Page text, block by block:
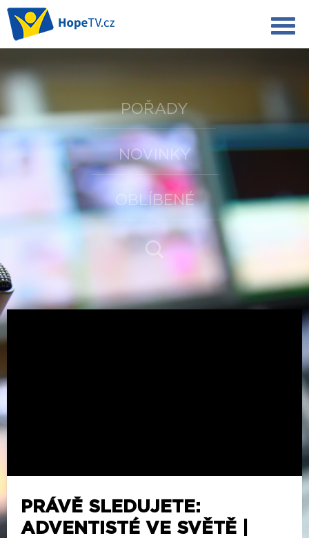
POŘADY
NOVINKY
OBLÍBENÉ
PRÁVĚ SLEDUJETE:
ADVENTISTÉ VE SVĚTĚ |